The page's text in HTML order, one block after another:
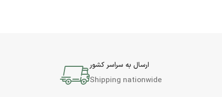
ارسال به سراسر کشور
Shipping nationwide